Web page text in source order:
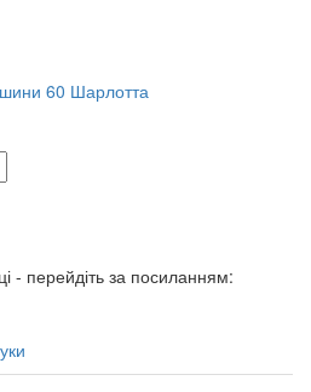
60 Шарлотта
- перейдіть за посиланням: